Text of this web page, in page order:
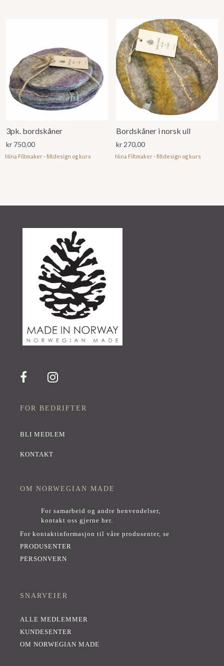
3pk. bordskåner
kr 750,00
Nina Filtmaker - filtdesign og kurs
Bordskåner i norsk ull
kr270,00
Nina Filtmaker - filtdesign og kurs
FOR BEDRIFTER
BLI MEDLEM
KONTAKT
OM NORWEGIAN MADE
For samarbeid og andre henvendelser,
kontakt oss gjerne her.
For kontaktinformasjon til våre produsenter, se
PRODUSENTER
PERSONVERN
SNARVEIER
ALLE MEDLEMMER
KUNDESENTER
OM NORWEGIAN MADE